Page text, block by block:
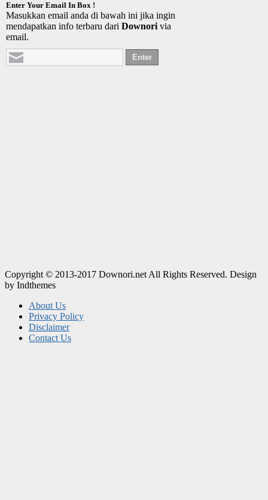
Enter Your Email In Box !
Masukkan email anda di bawah ini jika ingin
mendapatkan info terbaru dari Downori via
email.
Copyright © 2013-2017 Downori.net All Rights Reserved. Design
by Indthemes
About Us
Privacy Policy
Disclaimer
Contact Us